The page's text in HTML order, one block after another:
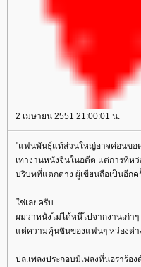
2 เมษายน 2551 21:00:01 น.
"แฟนพันธุ์แท้ส่วนใหญ่อาจค่อนขอด
เท่างานหนังจีนในอดีต แต่การที่ห
บริบทที่แตกต่าง ผู้เขียนถือเป็นอีก
ช่เลยครับ
ผมว่าหนังไม่ได้หนีไปจากงานเก่าๆ
ต่ความคุ้นชินของแฟนๆ หว่องต่า
ปล.เพลงประกอบมีเพลงที่นอร่าร้อ